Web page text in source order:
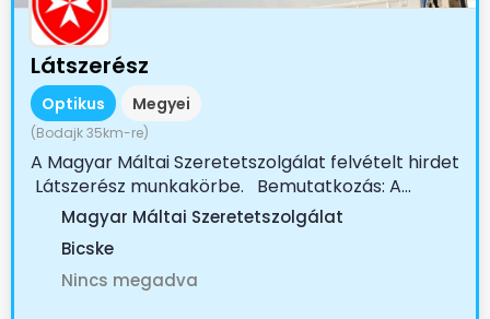
Látszerész
Optikus Megyei
(Bodajk 35km-re)
A Magyar Máltai Szeretetszolgálat felvételt hirdet
Látszerész munkakörbe. Bemutatkozás: A...
Magyar Máltai Szeretetszolgálat
Bicske
Nincs megadva